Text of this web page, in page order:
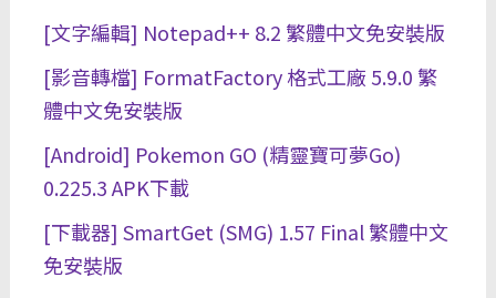
[文字編輯] Notepad++ 8.2 繁體中文免安裝版
[影音轉檔] FormatFactory 格式工廠 5.9.0 繁
體中文免安裝版
[Android] Pokemon GO (精靈寶可夢Go)
0.225.3 APK下載
[下載器] SmartGet (SMG) 1.57 Final 繁體中文
免安裝版